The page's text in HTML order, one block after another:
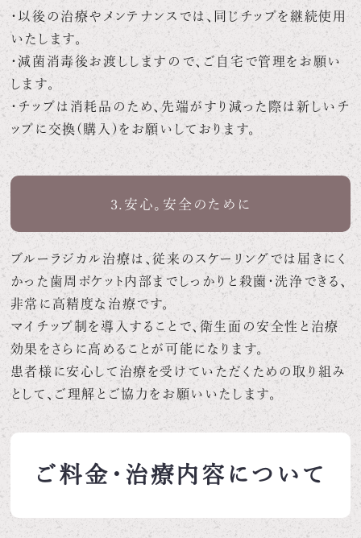
・以後の治療やメンテナンスでは、同じチップを継続使用
いたします。
・減菌消毒後お渡ししますので、ご自宅で管理をお願い
します。
・チップは消耗品のため、先端がすり減った際は新しいチ
ップに交換(購入)をお願いしております。
3.安心。安全のために
ブルーラジカル治療は、従来のスケーリングでは届きにく
かった歯周ポケット内部までしっかりと殺薗・洗浄できる、
非常に高精度な治療です。
マイチップ制を導入することで、衛生面の安全性と治療
効果をさらに高めることが可能になります。
患者様に安心して治療を受けていただくための取り組み
として、ご理解とご協力をお願いいたします。
ご料金・治療内容について